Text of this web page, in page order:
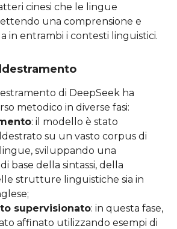
cinesi che le lingue
una comprensione e
in entrambi i contesti linguistici.
di DeepSeek ha
metodico in diverse fasi:
: il modello è stato
su un vasto corpus di
sviluppando una
base della sintassi, della
strutture linguistiche sia in
supervisionato: in questa fase,
affinato utilizzando esempi di